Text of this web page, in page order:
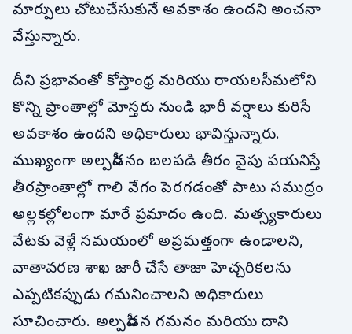
మార్పులు చోటుచేసుకునే అవకాశం ఉందని అంచనా
వేస్తున్నారు.
దీని ప్రభావంతో కోస్తాంధ్ర మరియు రాయలసీమలోని
కొన్ని ప్రాంతాల్లో మోస్తరు నుండి భారీ వర్షాలు కురిసే
అవకాశం ఉందని అధికారులు భావిస్తున్నారు.
ముఖ్యంగా అల్పపీడనం బలపడి తీరం వైపు పయనిస్తే
తీరప్రాంతాల్లో గాలి వేగం పెరగడంతో పాటు సముద్రం
అల్లకల్లోలంగా మారే ప్రమాదం ఉంది. మత్స్యకారులు
వేటకు వెళ్లే సమయంలో అప్రమత్తంగా ఉండాలని,
వాతావరణ శాఖ జారీ చేసే తాజా హెచ్చరికలను
ఎప్పటికప్పుడు గమనించాలని అధికారులు
సూచించారు. అల్పపీడన గమనం మరియు దాని